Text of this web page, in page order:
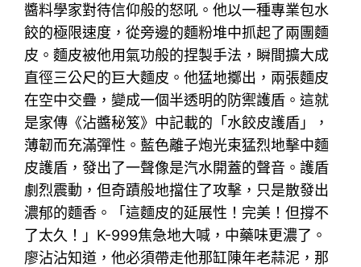
醬料學家對待信仰般的怒吼。他以一種專業包水
餃的極限速度，從旁邊的麵粉堆中抓起了兩團麵
皮。麵皮被他用氣功般的捏製手法，瞬間擴大成
直徑三公尺的巨大麵皮。他猛地擲出，兩張麵皮
在空中交疊，變成一個半透明的防禦護盾。這就
是家傳《沾醬秘笈》中記載的「水餃皮護盾」，
薄韌而充滿彈性。藍色離子炮光束猛烈地擊中麵
皮護盾，發出了一聲像是汽水開蓋的聲音。護盾
劇烈震動，但奇蹟般地擋住了攻擊，只是散發出
濃郁的麵香。「這麵皮的延展性！完美！但撐不
了太久！」K-999焦急地大喊，中藥味更濃了。
廖沾沾知道，他必須帶走他那缸陳年老蒜泥，那